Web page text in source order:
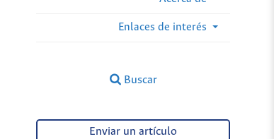
Enlaces de interés
Buscar
Enviar un artículo